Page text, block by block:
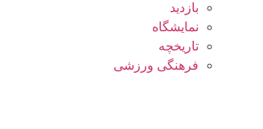
بازدید
نمایشگاه
تاريخچه
فرهنگی ورزشی